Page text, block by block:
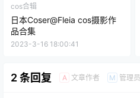
cos合辑
日本Coser@Fleia cos摄影作
品合集
2023-3-16 18:00:41
2 条回复 A 文章作者 M 管理员